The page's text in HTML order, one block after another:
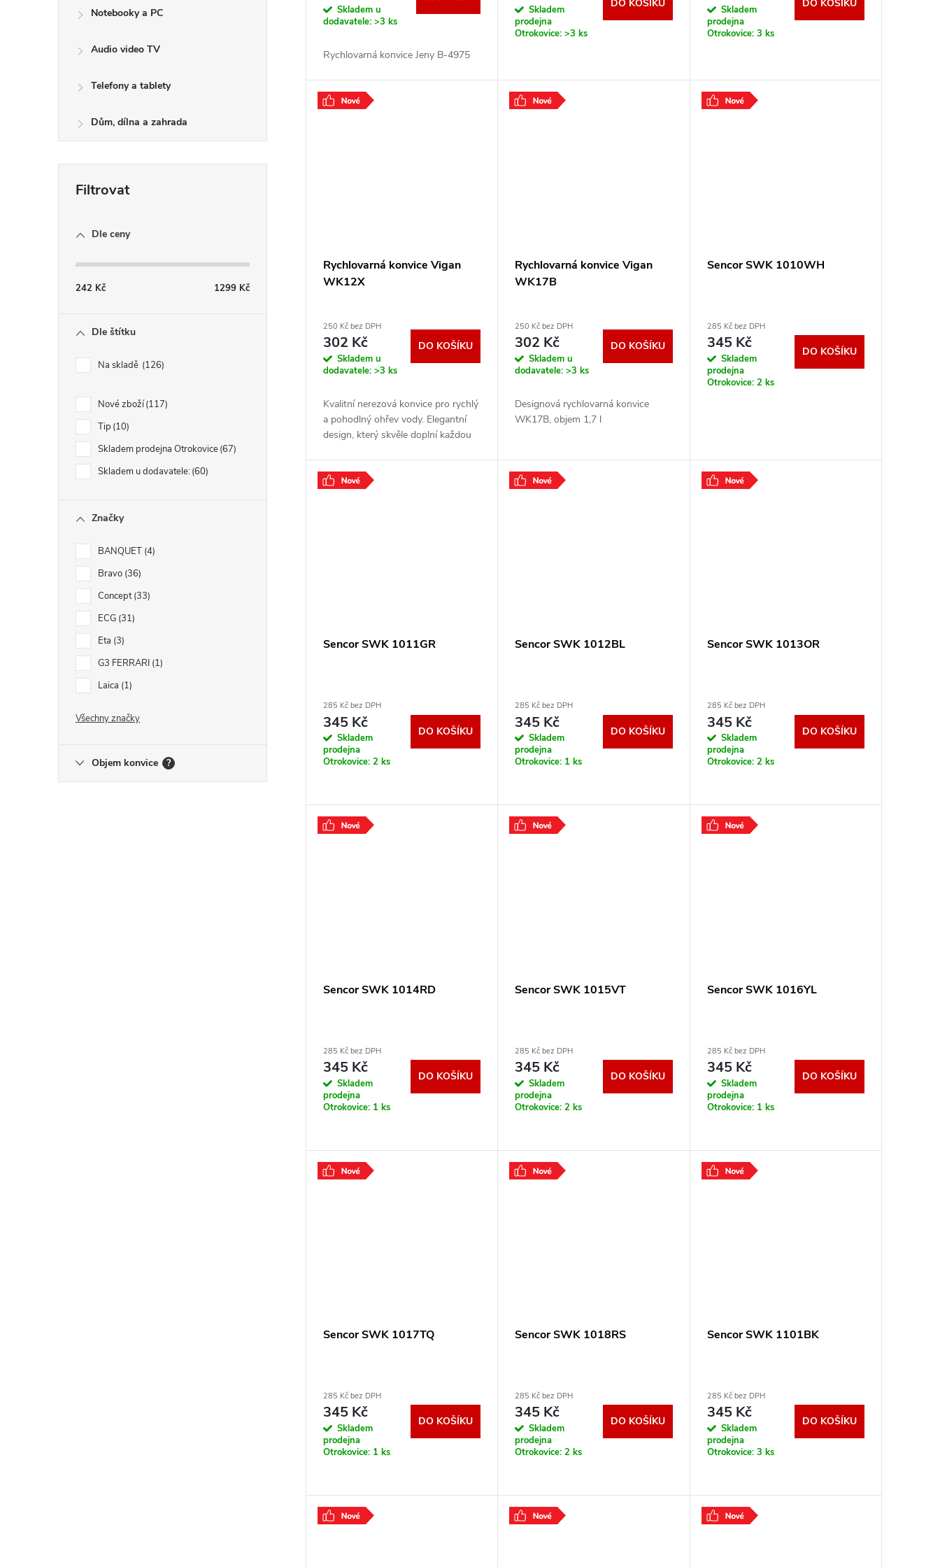
Notebooky a PC
Audio video TV
Telefony a tablety
Dům, dílna a zahrada
Dle ceny
242 Kč 1299 Kč
Dle štítku
Na skladě 126
Nové zboží 117
Tip 10
Skladem prodejna Otrokovice 67
Skladem u dodavatele: 60
Značky
BANQUET 4
Bravo 36
Concept 33
ECG 31
Eta 3
G3 FERRARI 1
Laica 1
Všechny značky
Objem konvice ?
t
ů
k
Skladem u
dodavatele: >3 ks
Rychlovarná konvice Jeny B-4975
Skladem
prodejna
Otrokovice:>3 ks
DO KOŠÍKU
Skladem
prodejna
Otrokovice: 3 ks
DO KOŠÍKU
Rychlovarná konvice Vigan
WK12X
250 Kč bez DPH
302 Kč
Skladem u
dodavatele: >3 ks
DO KOŠÍKU
Kvalitní nerezová konvice pro rychlý
a pohodlný ohřev vody. Elegantní
design, který skvěle doplní každou
.
Rychlovarná konvice Vigan
WK17B
250 Kč bez DPH
302 Kč
Skladem u
dodavatele:>3 ks
DO KOŠÍKU
Designová rychlovarná konvice
WK17B, objem 1,7 l
Sencor SWK 1010WH
285 Kč bez DPH
345 Kč
Skladem
prodejna
Otrokovice: 2 ks
DO KOŠÍKU
Sencor SWK 1011GR
285 Kč bez DPH
345 Kč
Skladem
prodejna
Otrokovice: 2 ks
DO KOŠÍKU
Sencor SWK 1012BL
285 Kč bez DPH
345 Kč
Skladem
prodejna
Otrokovice: 1 ks
DO KOŠÍKU
Sencor SWK 1013OR
285 Kč bez DPH
345 Kč
Skladem
prodejna
Otrokovice: 2 ks
DO KOŠÍKU
Sencor SWK 1014RD
285 Kč bez DPH
345 Kč
Skladem
prodejna
Otrokovice: 1 ks
DO KOŠÍKU
Sencor SWK 1015VT
285 Kč bez DPH
345 Kč
Skladem
prodejna
Otrokovice:2 ks
DO KOŠÍKU
Sencor SWK 1016YL
285 Kč bez DPH
345 Kč
Skladem
prodejna
Otrokovice: 1 ks
DO KOŠÍKU
Sencor SWK 1017TQ
285 Kč bez DPH
345 Kč
Skladem
prodejna
Otrokovice: 1 ks
DO KOŠÍKU
Sencor SWK 1018RS
285 Kč bez DPH
345 Kč
Skladem
prodejna
Otrokovice:2 ks
DO KOŠÍKU
Sencor SWK 1101BK
285 Kč bez DPH
345 Kč
Skladem
prodejna
Otrokovice: 3 ks
DO KOŠÍKU